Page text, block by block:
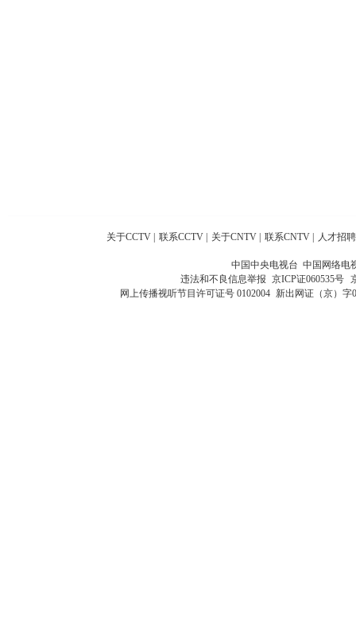
关于CCTV 联系CCTV 关于CNTV 联系CNTV 人才招聘
中国中央电视台 中国网络电
违法和不良信息举报 京ICP证060535号
网上传播视听节目许可证号 0102004 新出网证（京）